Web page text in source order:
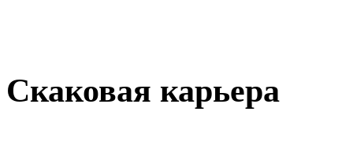
Скаковая карьера